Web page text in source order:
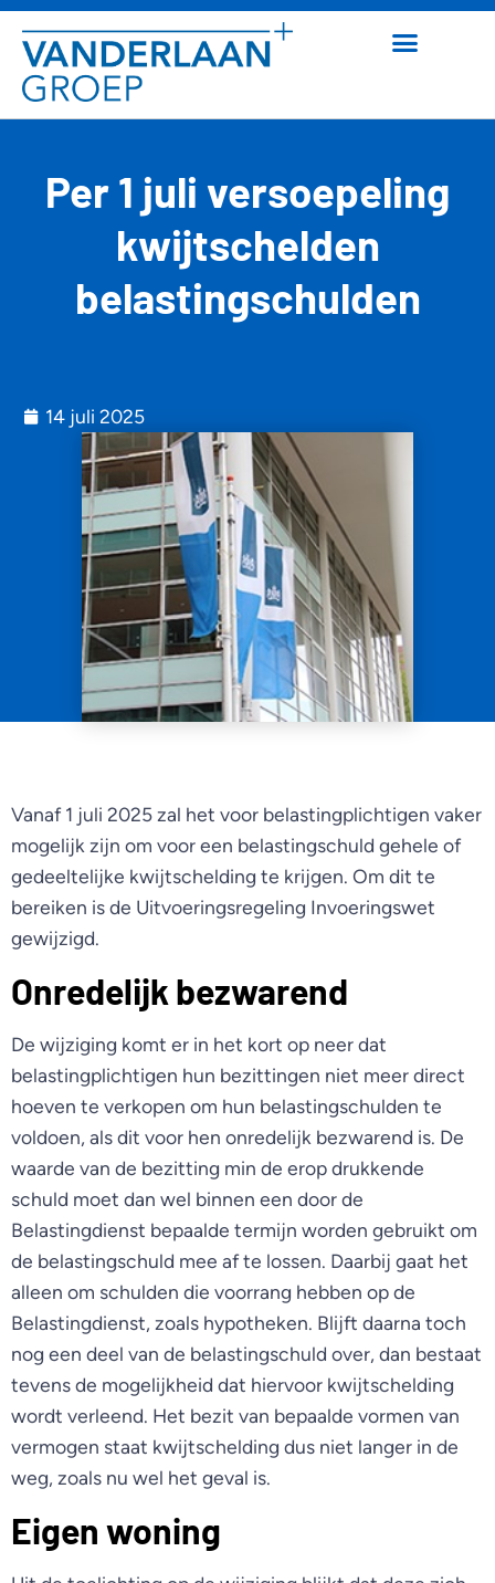
Per 1 juli versoepeling
kwijtschelden
belastingschulden
14 juli 2025
Vanaf 1 juli 2025 zal het voor belastingplichtigen vaker
mogelijk zijn om voor een belastingschuld gehele of
gedeeltelijke kwijtschelding te krijgen. Om dit te
bereiken is de Uitvoeringsregeling Invoeringswet
gewijzigd.
Onredelijk bezwarend
De wijziging komt er in het kort op neer dat
belastingplichtigen hun bezittingen niet meer direct
hoeven te verkopen om hun belastingschulden te
voldoen, als dit voor hen onredelijk bezwarend is. De
waarde van de bezitting min de erop drukkende
schuld moet dan wel binnen een door de
Belastingdienst bepaalde termijn worden gebruikt om
de belastingschuld mee af te lossen. Daarbij gaat het
alleen om schulden die voorrang hebben op de
Belastingdienst, zoals hypotheken. Blijft daarna toch
nog een deel van de belastingschuld over, dan bestaat
tevens de mogelijkheid dat hiervoor kwijtschelding
wordt verleend. Het bezit van bepaalde vormen van
vermogen staat kwijtschelding dus niet langer in de
weg, zoals nu wel het geval is.
Eigen woning